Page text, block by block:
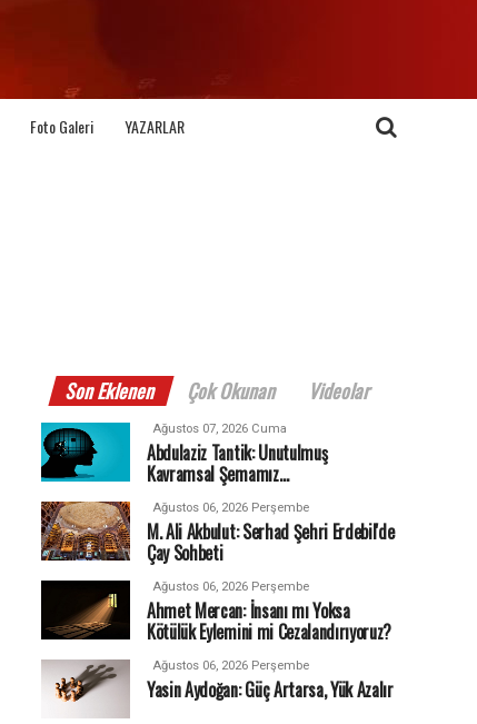
Foto Galeri YAZARLAR
Son Eklenen Çok Okunan Videolar
Ağustos 07, 2026 Cuma
Abdulaziz Tantik: Unutulmuş
Kavramsal Şemamız…
Ağustos 06, 2026 Perşembe
M. Ali Akbulut: Serhad Şehri Erdebil'de
Çay Sohbeti
Ağustos 06, 2026 Perşembe
Ahmet Mercan: İnsanı mı Yoksa
Kötülük Eylemini mi Cezalandırıyoruz?
Ağustos 06, 2026 Perşembe
Yasin Aydoğan: Güç Artarsa, Yük Azalır